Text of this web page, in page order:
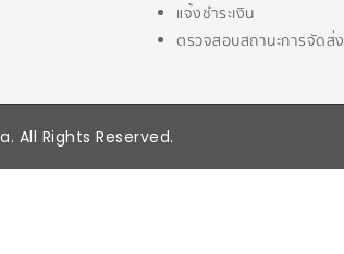
แจ้งชำระเงิน
ตรวจสอบสถานะการจัดส่ง
All Rights Reserved.